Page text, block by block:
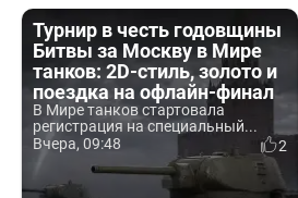
Турнир в честь годовщины
Битвы за Москву в Мире
танков: 2D-стиль, золото и
поездка на офлайн-финал
В Мире танков стартовала
регистрация на специальный...
Вчера, 09:48
2